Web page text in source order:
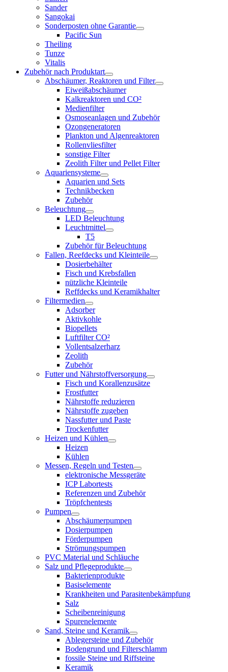
Sander
Sangokai
Sonderposten ohne Garantie
Pacific Sun
Theiling
Tunze
Vitalis
Zubehör nach Produktart
Abschäumer, Reaktoren und Filter
Eiweißabschäumer
Kalkreaktoren und CO²
Medienfilter
Osmoseanlagen und Zubehör
Ozongeneratoren
Plankton und Algenreaktoren
Rollenvliesfilter
sonstige Filter
Zeolith Filter und Pellet Filter
Aquariensysteme
Aquarien und Sets
Technikbecken
Zubehör
Beleuchtung
LED Beleuchtung
Leuchtmittel
T5
Zubehör für Beleuchtung
Fallen, Reefdecks und Kleinteile
Dosierbehälter
Fisch und Krebsfallen
nützliche Kleinteile
Reffdecks und Keramikhalter
Filtermedien
Adsorber
Aktivkohle
Biopellets
Luftfilter CO²
Vollentsalzerharz
Zeolith
Zubehör
Futter und Nährstoffversorgung
Fisch und Korallenzusätze
Frostfutter
Nährstoffe reduzieren
Nährstoffe zugeben
Nassfutter und Paste
Trockenfutter
Heizen und Kühlen
Heizen
Kühlen
Messen, Regeln und Testen
elektronische Messgeräte
ICP Labortests
Referenzen und Zubehör
Tröpfchentests
Pumpen
Abschäumerpumpen
Dosierpumpen
Förderpumpen
Strömungspumpen
PVC Material und Schläuche
Salz und Pflegeprodukte
Bakterienprodukte
Basiselemente
Krankheiten und Parasitenbekämpfung
Salz
Scheibenreinigung
Spurenelemente
Sand, Steine und Keramik
Ablegersteine und Zubehör
Bodengrund und Filterschlamm
fossile Steine und Riffsteine
Keramik